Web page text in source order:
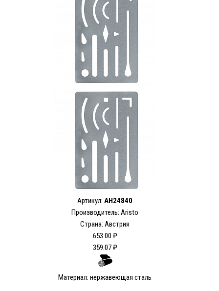
Артикул: AH24840
Производитель: Aristo
Страна: Австрия
653.00 ₽
359.07 ₽
Материал: нержавеющая сталь